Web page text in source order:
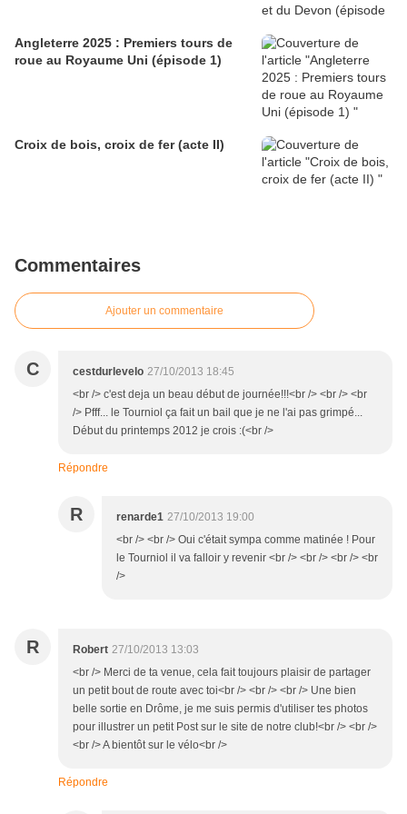
Angleterre 2025 : Premiers tours de
roue au Royaume Uni (épisode 1)
Croix de bois, croix de fer (acte II)
Commentaires
Ajouter un commentaire
C cestdurlevelo 27/10/2013 18:45
<br /> c'est deja un beau début de journée!!!<br /> <br /> <br
/> Pfff... le Tourniol ça fait un bail que je ne l'ai pas grimpé...
Début du printemps 2012 je crois :(<br />
Répondre
R renarde1 27/10/2013 19:00
<br /> <br /> Oui c'était sympa comme matinée ! Pour
le Tourniol il va falloir y revenir <br /> <br /> <br /> <br
/>
R Robert 27/10/2013 13:03
<br /> Merci de ta venue, cela fait toujours plaisir de partager
un petit bout de route avec toi<br /> <br /> <br /> Une bien
belle sortie en Drôme, je me suis permis d'utiliser tes photos
pour illustrer un petit Post sur le site de notre club!<br /> <br />
<br /> A bientôt sur le vélo<br />
Répondre